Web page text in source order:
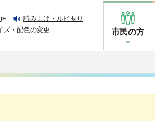
読み上げ・ルビ振り
ズ・配色の変更
市民の方